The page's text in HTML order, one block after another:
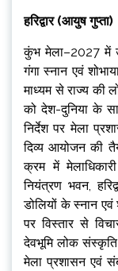
हरिद्वार (आयुष गुप्ता)
कुंभ मेला–2027 में
गंगा स्नान एवं
माध्यम से राज्य की
को देश-दुनिया के
निर्देश पर मेला
दिव्य आयोजन की
क्रम में
नियंत्रण भवन,
डोलियों के स्नान एवं
पर विस्तार से
देवभूमि लोक संस्कृति
मेला प्रशासन एवं